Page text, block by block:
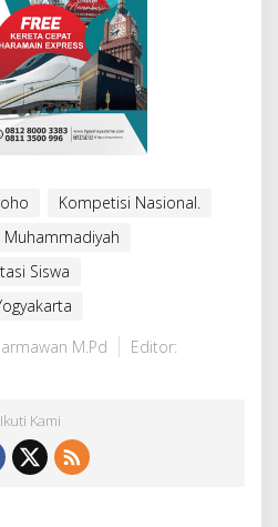
Kompetisi Nasional.
Muhammadiyah
Siswa
M.Pd
Editor:
Ikuti Kami